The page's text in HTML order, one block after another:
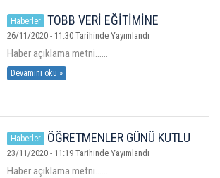
Haberler
TOBB VERİ EĞİTİMİNE
KATILDIK
26/11/2020 - 11:30 Tarihinde Yayımlandı
Haber açıklama metni......
Devamını oku »
Haberler
ÖĞRETMENLER GÜNÜ KUTLU
OLSUN
23/11/2020 - 11:19 Tarihinde Yayımlandı
Haber açıklama metni......